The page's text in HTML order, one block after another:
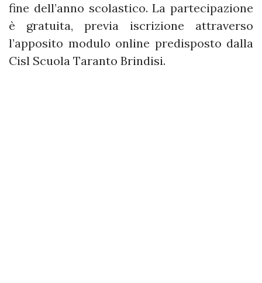
fine dell’anno scolastico. La partecipazione
è gratuita, previa iscrizione attraverso
l’apposito modulo online predisposto dalla
Cisl Scuola Taranto Brindisi.